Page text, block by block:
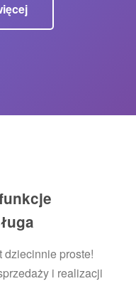
dziecinnie proste!
i realizacji